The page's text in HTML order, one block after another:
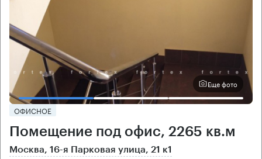
Еще фото
ОФИСНОЕ
Помещение под офис, 2265 кв.м
Москва, 16-я Парковая улица, 21 к1